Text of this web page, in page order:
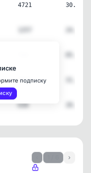
4721
9003
638
подписку
›